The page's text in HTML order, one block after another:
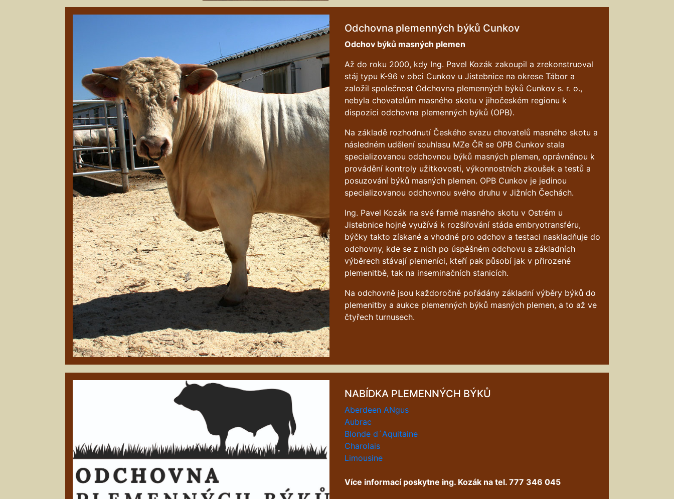
Odchovna plemenných býků Cunkov
Odchov býků masných plemen
Až do roku 2000, kdy Ing. Pavel Kozák zakoupil a zrekonstruoval
stáj typu K-96 v obci Cunkov u Jistebnice na okrese Tábor a
založil společnost Odchovna plemenných býků Cunkov s. r. o.,
nebyla chovatelům masného skotu v jihočeském regionu k
dispozici odchovna plemenných býků (OPB).
Na základě rozhodnutí Českého svazu chovatelů masného skotu a
následném udělení souhlasu MZe ČR se OPB Cunkov stala
specializovanou odchovnou býků masných plemen, oprávněnou k
provádění kontroly užitkovosti, výkonnostních zkoušek a testů a
posuzování býků masných plemen. OPB Cunkov je jedinou
specializovanou odchovnou svého druhu v Jižních Čechách.
Ing. Pavel Kozák na své farmě masného skotu v Ostrém u
Jistebnice hojně využívá k rozšiřování stáda embryotransféru,
býčky takto získané a vhodné pro odchov a testaci naskladňuje do
odchovny, kde se z nich po úspěšném odchovu a základních
výběrech stávají plemeníci, kteří pak působí jak v přirozené
plemenitbě, tak na inseminačních stanicích.
Na odchovně jsou každoročně pořádány základní výběry býků do
plemenitby a aukce plemenných býků masných plemen, a to až ve
čtyřech turnusech.
NABÍDKA PLEMENNÝCH BÝKŮ
Aberdeen ANgus
Aubrac
Blonde d´Aquitaine
Charolais
Limousine
Více informací poskytne ing. Kozák na tel. 777 346 045